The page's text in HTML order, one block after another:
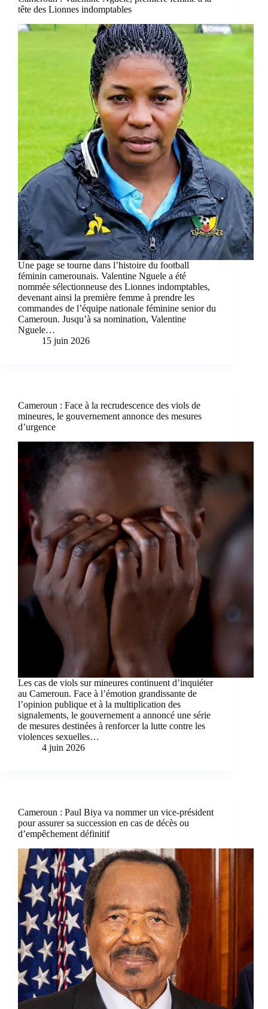
tête des Lionnes indomptables
Une page se tourne dans l’histoire du football
féminin camerounais. Valentine Nguele a été
nommée sélectionneuse des Lionnes indomptables,
devenant ainsi la première femme à prendre les
commandes de l’équipe nationale féminine senior du
Cameroun. Jusqu’à sa nomination, Valentine
Nguele…
15 juin 2026
Cameroun : Face à la recrudescence des viols de
mineures, le gouvernement annonce des mesures
d’urgence
Les cas de viols sur mineures continuent d’inquiéter
au Cameroun. Face à l’émotion grandissante de
l’opinion publique et à la multiplication des
signalements, le gouvernement a annoncé une série
de mesures destinées à renforcer la lutte contre les
violences sexuelles…
4 juin 2026
Cameroun : Paul Biya va nommer un vice-président
pour assurer sa succession en cas de décès ou
d’empêchement définitif